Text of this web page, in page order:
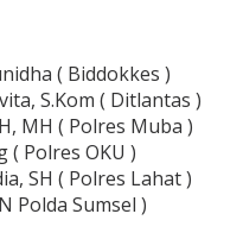
( Biddokkes )
S.Kom ( Ditlantas )
MH ( Polres Muba )
( Polres OKU )
SH ( Polres Lahat )
Polda Sumsel )